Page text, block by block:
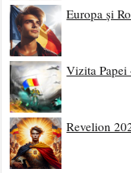
Europa și
Vizita
Revelion